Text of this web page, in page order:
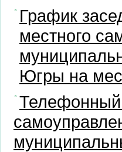
График
местного
Югры на
Телефонный